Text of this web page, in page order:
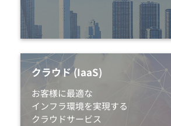
クラウド (IaaS)
お客様に最適な
インフラ環境を実現する
クラウドサービス